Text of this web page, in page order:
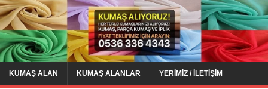
KUMAŞ ALAN KUMAŞ ALANLAR YERIMIZ / İLETIŞIM